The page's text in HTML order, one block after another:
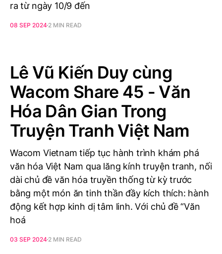
ra từ ngày 10/9 đến
08 SEP 2024 2 MIN READ
Lê Vũ Kiến Duy cùng
Wacom Share 45 - Văn
Hóa Dân Gian Trong
Truyện Tranh Việt Nam
Wacom Vietnam tiếp tục hành trình khám phá
văn hóa Việt Nam qua lăng kính truyện tranh, nối
dài chủ đề văn hóa truyền thống từ kỳ trước
bằng một món ăn tinh thần đầy kích thích: hành
động kết hợp kinh dị tâm linh. Với chủ đề “Văn
hoá
03 SEP 2024 2 MIN READ